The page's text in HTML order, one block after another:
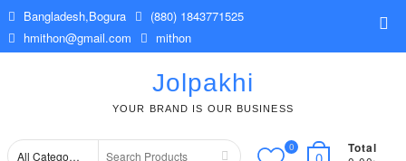
Skip
to
content
Bangladesh,Bogura
(880) 1843771525
hmithon@gmail.com
mithon
Jolpakhi
YOUR BRAND IS OUR BUSINESS
Search
0 Total